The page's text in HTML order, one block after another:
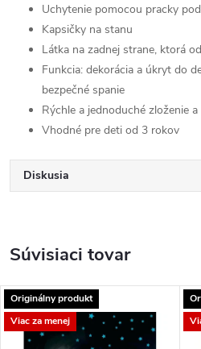
Uchytenie pomocou pracky
Kapsičky na stanu
Látka na zadnej strane, ktorá
Funkcia: dekorácia a úkryt do
bezpečné spanie
Rýchle a jednoduché zloženie
Vhodné pre deti od 3 rokov
Diskusia
Súvisiaci tovar
Originálny produkt
Viac za menej